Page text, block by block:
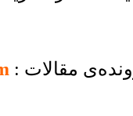
مقالات